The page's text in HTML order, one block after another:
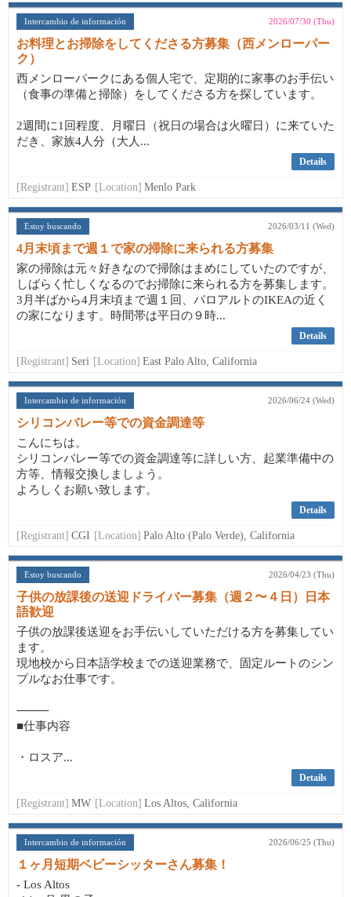
Intercambio de información 2026/07/30 (Thu)
お料理とお掃除をしてくださる方募集（西メンローパー
ク）
西メンローパークにある個人宅で、定期的に家事のお手伝い
（食事の準備と掃除）をしてくださる方を探しています。
2週間に1回程度、月曜日（祝日の場合は火曜日）に来ていた
だき、家族4人分（大人...
Details
[Registrant] ESP [Location] Menlo Park
Estoy buscando 2026/03/11 (Wed)
4月末頃まで週１で家の掃除に来られる方募集
家の掃除は元々好きなので掃除はまめにしていたのですが、
しばらく忙しくなるのでお掃除に来られる方を募集します。
3月半ばから4月末頃まで週１回、パロアルトのIKEAの近く
の家になります。時間帯は平日の９時...
Details
[Registrant] Seri [Location] East Palo Alto, California
Intercambio de información 2026/06/24 (Wed)
シリコンバレー等での資金調達等
こんにちは。
シリコンバレー等での資金調達等に詳しい方、起業準備中の
方等、情報交換しましょう。
よろしくお願い致します。
Details
[Registrant] CGI [Location] Palo Alto (Palo Verde), California
Estoy buscando 2026/04/23 (Thu)
子供の放課後の送迎ドライバー募集（週２〜４日）日本
語歓迎
子供の放課後送迎をお手伝いしていただける方を募集してい
ます。
現地校から日本語学校までの送迎業務で、固定ルートのシン
プルなお仕事です。
⸻
■仕事内容
・ロスア...
Details
[Registrant] MW [Location] Los Altos, California
Intercambio de información 2026/06/25 (Thu)
１ヶ月短期ベビーシッターさん募集！
- Los Altos